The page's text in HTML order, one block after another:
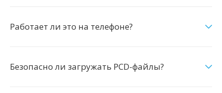
Работает ли это на телефоне?
Безопасно ли загружать PCD-файлы?